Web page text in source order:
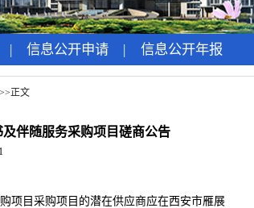
| 信息公开申请 | 信息公开年报
>>正文
伴随服务采购项目磋商公告
项目采购项目的潜在供应商应在西安市雁展